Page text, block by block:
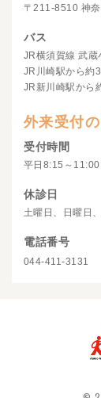
〒211-8510 神
バス
JR横須賀線 武
JR川崎駅から約
JR新川崎駅から
外来受付
受付時間
平日8:15～11:00
休診日
土曜日、日曜日
電話番号
044-411-3131